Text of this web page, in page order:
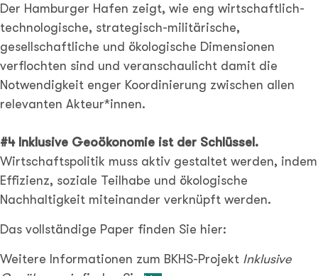
Der Hamburger Hafen zeigt, wie eng wirtschaftlich-
technologische, strategisch-militärische,
gesellschaftliche und ökologische Dimensionen
verflochten sind und veranschaulicht damit die
Notwendigkeit enger Koordinierung zwischen allen
relevanten Akteur*innen.
#4 Inklusive Geoökonomie ist der Schlüssel.
Wirtschaftspolitik muss aktiv gestaltet werden, indem
Effizienz, soziale Teilhabe und ökologische
Nachhaltigkeit miteinander verknüpft werden.
Das vollständige Paper finden Sie hier:
Weitere Informationen zum BKHS-Projekt Inklusive